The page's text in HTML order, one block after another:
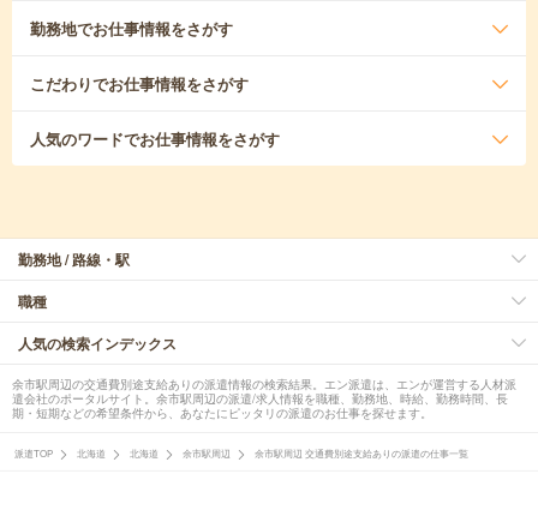
勤務地でお仕事情報をさがす
こだわりでお仕事情報をさがす
人気のワードでお仕事情報をさがす
勤務地 / 路線・駅
職種
人気の検索インデックス
余市駅周辺の交通費別途支給ありの派遣情報の検索結果。エン派遣は、エンが運営する人材派
遣会社のポータルサイト。余市駅周辺の派遣/求人情報を職種、勤務地、時給、勤務時間、長
期・短期などの希望条件から、あなたにピッタリの派遣のお仕事を探せます。
派遣TOP 北海道 北海道 余市駅周辺 余市駅周辺 交通費別途支給ありの派遣の仕事一覧